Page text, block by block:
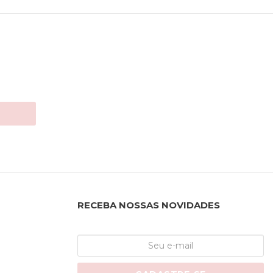
RECEBA NOSSAS NOVIDADES